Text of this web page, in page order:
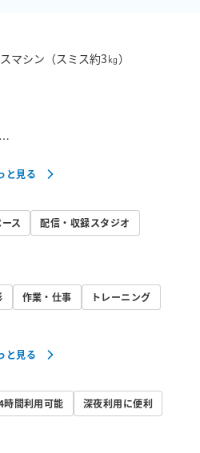
マシン（スミス約3㎏）
㎏）
と見る
ス
配信・収録スタジオ
作業・仕事
トレーニング
と見る
時間利用可能
深夜利用に便利